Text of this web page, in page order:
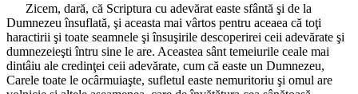
Zicem, dară, că Scriptura cu adevărat easte sfântă şi de la
Dumnezeu însuflată, şi aceasta mai vârtos pentru aceaea că toţi
haractirii şi toate seamnele şi însuşirile descoperirei ceii adevărate şi
dumnezeieşti întru sine le are. Aceastea sânt temeiurile ceale mai
dintâiu ale credinţei ceii adevărate, cum că easte un Dumnezeu,
Carele toate le ocârmuiaşte, sufletul easte nemuritoriu şi omul are